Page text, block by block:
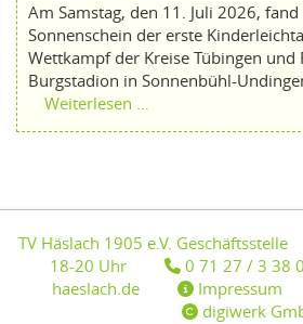
Am Samstag, den 11. Juli 2026,
Sonnenschein der erste
Wettkampf der Kreise Tübingen und
Burgstadion in Sonnenbühl-
Weiterlesen …
TV Häslach 1905 e.V. Geschäftsstelle
18-20 Uhr
0 71 27 / 3 38
haeslach.de
Impressum
digiwerk